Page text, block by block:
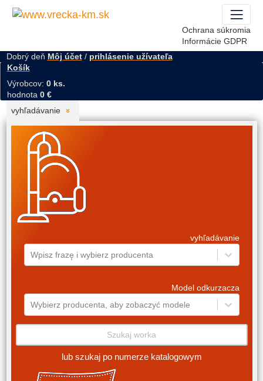
Ochrana súkromia
Informácie GDPR
Dobrý deň Môj účet/ prihlásenie užívateľa
Košík
Výrobcov: 0 ks.
hodnota 0 €
vyhľadávanie
vyhľadávanie
Wpisz frazę i wybierz producenta
Model odkurzacza
Wybierz producenta, aby zobaczyć modele
Szukaj worka
lub szukaj po numerze katalogowym